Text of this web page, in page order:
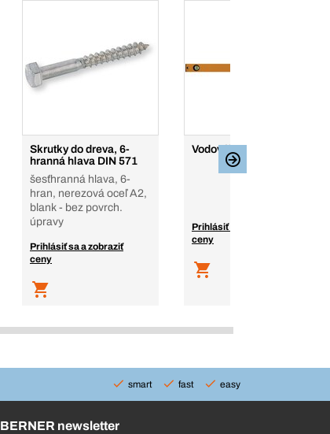
Skrutky do dreva, 6-
hranná hlava DIN 571
šesťhranná hlava, 6-
hran, nerezová oceľ A2,
blank - bez povrch.
úpravy
Prihlásiť sa a zobraziť
ceny
Vodováhy TOPline
Prihlásiť sa a zobraziť
ceny
smart fast easy
BERNER newsletter